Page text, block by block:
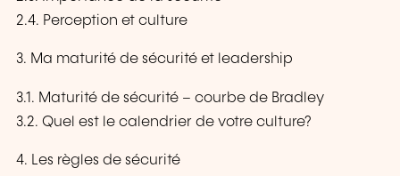
2.4. Perception et culture
3. Ma maturité de sécurité et leadership
3.1. Maturité de sécurité – courbe de Bradley
3.2. Quel est le calendrier de votre culture?
4. Les règles de sécurité